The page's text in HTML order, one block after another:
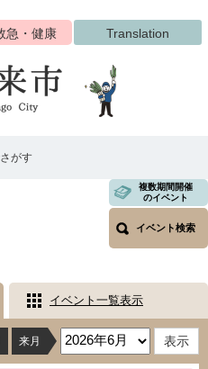
急・健康 Translation
がす
複数期間開催
のイベント
イベント検索
イベント一覧表示
来月